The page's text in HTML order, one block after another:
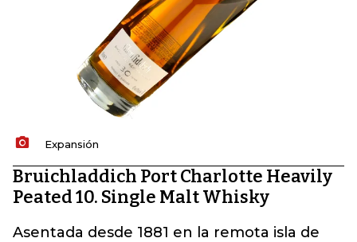
Expansión
Bruichladdich Port Charlotte Heavily
Peated 10. Single Malt Whisky
Asentada desde 1881 en la remota isla de